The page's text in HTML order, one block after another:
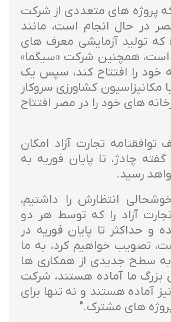
پروژه های متعددی از شرکت
در حال انجام است، مانند
که تولید آزمایشی معرف های
است، همچنین شرکت «سیگما»
خود را افتتاح کند، سپس یک
کشاورزی سروکار
های خود را در مصر افتتاح
توافقنامه تجارت آزاد امکان
چادژ، تا پایان فوریه به
رسید.
انتظارش را داشتیم،
تجارت آزاد را که توسط هر دو
حداکثر تا پایان فوریه در
تصویب خواهیم کرد، به ما
به سطح جدیدی از همکاری ها
ما آماده هستند، شرکت
آماده هستند و نه تنها برای
های مشترک."